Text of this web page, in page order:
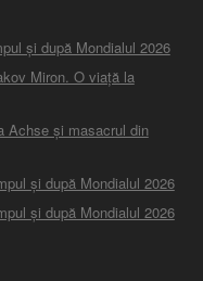
și după Mondialul 2026
Miron. O viață la
Achse și masacrul din
și după Mondialul 2026
și după Mondialul 2026